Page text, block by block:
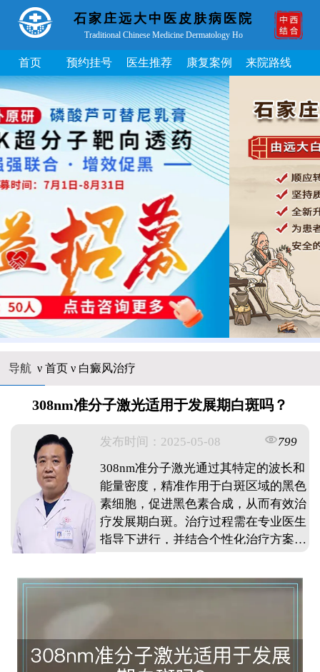
石家庄远大中医皮肤病医院
Traditional Chinese Medicine Dermatology Ho
首页 预约挂号 医生推荐 康复案例 来院路线
导航 ν 首页ν 白癜风治疗
308nm准分子激光适用于发展期白斑吗？
发布时间：2025-05-08
799
308nm准分子激光通过其特定的波长和
能量密度，精准作用于白斑区域的黑色
素细胞，促进黑色素合成，从而有效治
疗发展期白斑。治疗过程需在专业医生
指导下进行，并结合个性化治疗方案和
...